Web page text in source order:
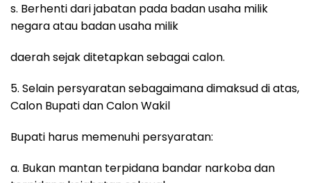
s. Berhenti dari jabatan pada badan usaha milik
negara atau badan usaha milik
daerah sejak ditetapkan sebagai calon.
5. Selain persyaratan sebagaimana dimaksud di atas,
Calon Bupati dan Calon Wakil
Bupati harus memenuhi persyaratan:
a. Bukan mantan terpidana bandar narkoba dan